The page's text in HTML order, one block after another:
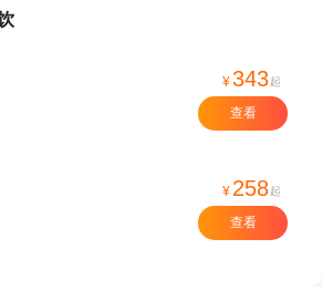
¥343起
查看
¥ 258起
查看